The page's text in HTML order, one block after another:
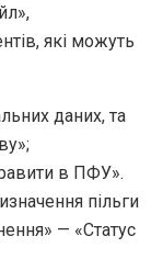
які можуть
даних, та
в ПФУ».
пільги
— «Статус